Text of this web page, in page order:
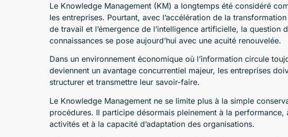
Le Knowledge Management (KM) a longtemps été considéré
les entreprises. Pourtant, avec l’accélération de la
de travail et l’émergence de l’intelligence artificielle, la question
connaissances se pose aujourd’hui avec une acuité renouvelée.
Dans un environnement économique où l’information circule
deviennent un avantage concurrentiel majeur, les entreprises
structurer et transmettre leur savoir-faire.
Le Knowledge Management ne se limite plus à la simple
procédures. Il participe désormais pleinement à la performance,
activités et à la capacité d’adaptation des organisations.